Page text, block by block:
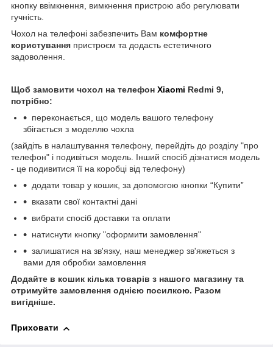
кнопку ввімкнення, вимкнення пристрою або регулювати
гучність.
Чохол на телефоні забезпечить Вам комфортне
користування пристроєм та додасть естетичного
задоволення.
Щоб замовити чохол на телефон Xiaomi Redmi 9,
потрібно:
переконається, що модель вашого телефону
збігається з моделлю чохла
(зайдіть в налаштування телефону, перейдіть до розділу "про
телефон" і подивіться модель. Інший спосіб дізнатися модель
- це подивитися її на коробці від телефону)
додати товар у кошик, за допомогою кнопки “Купити”
вказати свої контактні дані
вибрати спосіб доставки та оплати
натиснути кнопку "оформити замовлення"
залишатися на зв'язку, наш менеджер зв'яжеться з
вами для обробки замовлення
Додайте в кошик кілька товарів з нашого магазину та
отримуйте замовлення однією посилкою. Разом
вигідніше.
Приховати